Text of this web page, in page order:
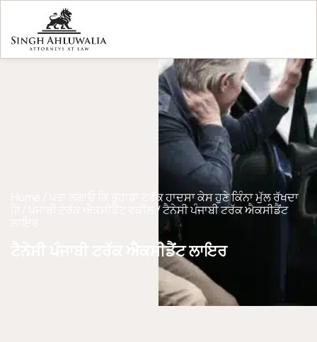
ਪਤਾ ਲਗਾਓ ਕਿ ਤੁਹਾਡਾ ਟਰੱਕ ਹਾਦਸਾ ਕੇਸ ਹੁਣੇ ਕਿੰਨਾ ਮੁੱਲ ਰੱਖਦਾ
/ਟੈਨੇਸੀ ਪੰਜਾਬੀ ਟਰੱਕ ਐਕਸੀਡੈਂਟ
ਟੈਨੇਸੀ ਪੰਜਾਬੀ ਟਰੱਕ ਐਕਸੀਡੈਂਟ ਲਾਇਰ